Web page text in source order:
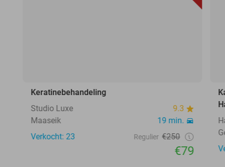
Keratinebehandeling
Studio Luxe
9.3
Maaseik
19 min.
Verkocht: 23
Regulier €250
€79